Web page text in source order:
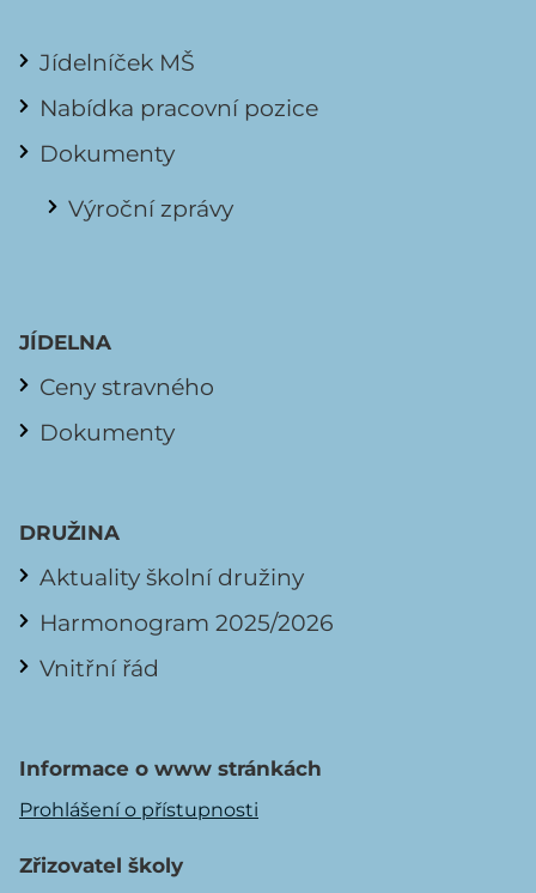
Jídelníček MŠ
Nabídka pracovní pozice
Dokumenty
Výroční zprávy
JÍDELNA
Ceny stravného
Dokumenty
DRUŽINA
Aktuality školní družiny
Harmonogram 2025/2026
Vnitřní řád
Informace o www stránkách
Prohlášení o přístupnosti
Zřizovatel školy